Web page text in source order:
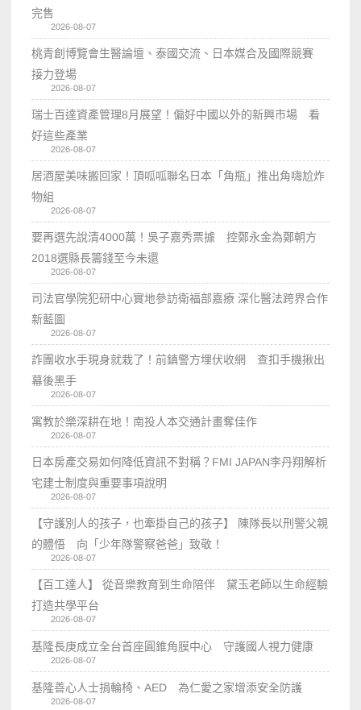
完售
2026-08-07
桃青創博覽會生醫論壇、泰國交流、日本媒合及國際競賽
接力登場
2026-08-07
瑞士百達資產管理8月展望！偏好中國以外的新興市場 看
好這些產業
2026-08-07
居酒屋美味搬回家！頂呱呱聯名日本「角瓶」推出角嗨尬炸
物組
2026-08-07
要再選先說清4000萬！吳子嘉秀票據 控鄭永金為鄭朝方
2018選縣長籌錢至今未還
2026-08-07
司法官學院犯研中心實地參訪衛福部嘉療 深化醫法跨界合作
新藍圖
2026-08-07
詐團收水手現身就栽了！前鎮警方埋伏收網 查扣手機揪出
幕後黑手
2026-08-07
寓教於樂深耕在地！南投人本交通計畫奪佳作
2026-08-07
日本房產交易如何降低資訊不對稱？FMI JAPAN李丹翔解析
宅建士制度與重要事項說明
2026-08-07
【守護別人的孩子，也牽掛自己的孩子】 陳隊長以刑警父親
的體悟 向「少年隊警察爸爸」致敬！
2026-08-07
【百工達人】 從音樂教育到生命陪伴 黛玉老師以生命經驗
打造共學平台
2026-08-07
基隆長庚成立全台首座圓錐角膜中心 守護國人視力健康
2026-08-07
基隆善心人士捐輪椅、AED 為仁愛之家增添安全防護
2026-08-07